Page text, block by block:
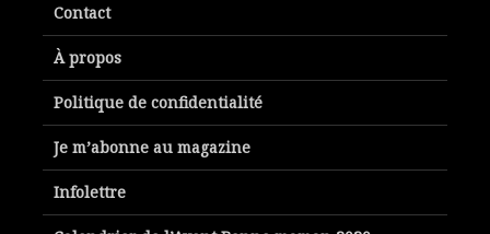
Contact
À propos
Politique de confidentialité
Je m’abonne au magazine
Infolettre